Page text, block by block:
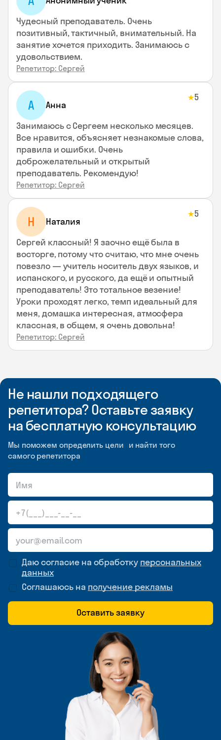
Чудесный преподаватель. Очень
позитивный, тактичный, внимательный. На
занятие хочется приходить. Занимаюсь с
удовольствием.
Репетитор: Сергей
А Анна
★5
Занимаюсь с Сергеем несколько месяцев.
Все нравится, объясняет незнакомые слова,
правила и ошибки. Очень
доброжелательный и открытый
преподаватель. Рекомендую!
Репетитор: Сергей
Н Наталия
★5
Сергей классный! Я заочно ещё была в
восторге, потому что считаю, что мне очень
повезло — учитель носитель двух языков, и
испанского, и русского, да ещё и опытный
преподаватель! Это тотальное везение!
Уроки проходят легко, темп идеальный для
меня, домашка интересная, атмосфера
классная, в общем, я очень довольна!
Репетитор: Сергей
Не нашли подходящего
репетитора? Оставьте заявку
на бесплатную консультацию
Мы поможем определить цели и найти того
самого репетитора
Даю согласие на обработку персональных
данных
Соглашаюсь на получение рекламы
Оставить заявку